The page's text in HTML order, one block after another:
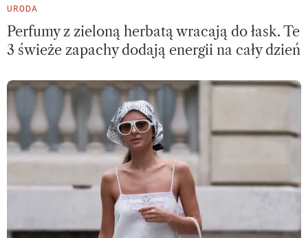
URODA
Perfumy z zieloną herbatą wracają do łask. Te
3 świeże zapachy dodają energii na cały dzień